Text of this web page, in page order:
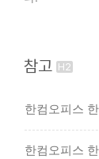
참고
한컴오피스
한컴오피스